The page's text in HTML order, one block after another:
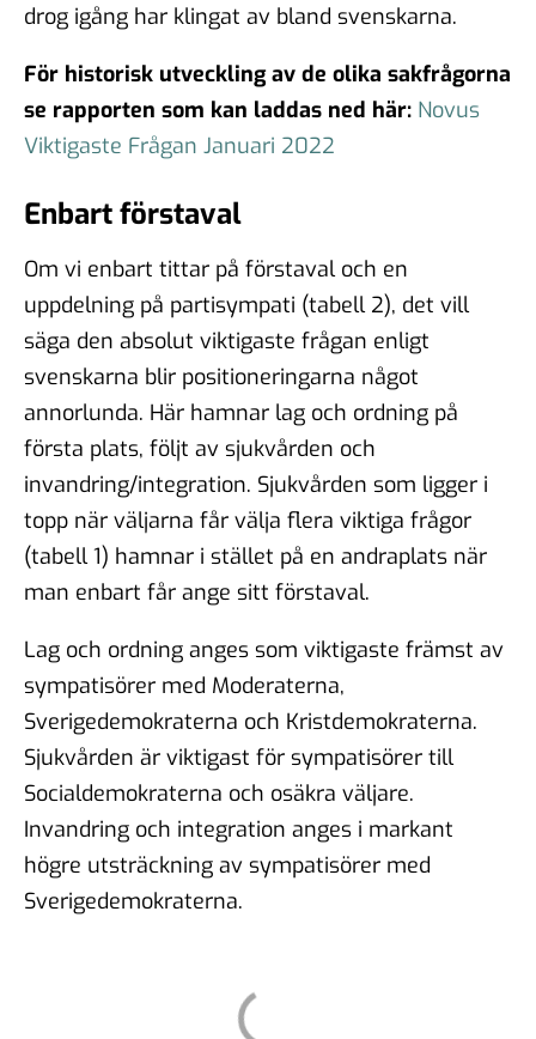
drog igång har klingat av bland svenskarna.
För historisk utveckling av de olika sakfrågorna
se rapporten som kan laddas ned här: Novus
Viktigaste Frågan Januari 2022
Enbart förstaval
Om vi enbart tittar på förstaval och en
uppdelning på partisympati (tabell 2), det vill
säga den absolut viktigaste frågan enligt
svenskarna blir positioneringarna något
annorlunda. Här hamnar lag och ordning på
första plats, följt av sjukvården och
invandring/integration. Sjukvården som ligger i
topp när väljarna får välja flera viktiga frågor
(tabell 1) hamnar i stället på en andraplats när
man enbart får ange sitt förstaval.
Lag och ordning anges som viktigaste främst av
sympatisörer med Moderaterna,
Sverigedemokraterna och Kristdemokraterna.
Sjukvården är viktigast för sympatisörer till
Socialdemokraterna och osäkra väljare.
Invandring och integration anges i markant
högre utsträckning av sympatisörer med
Sverigedemokraterna.